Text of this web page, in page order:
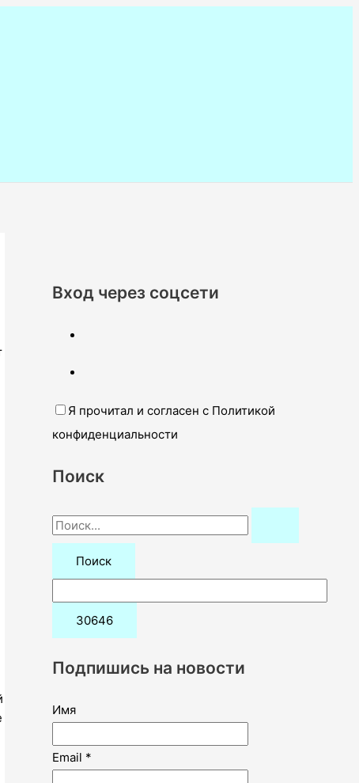
Вход через соцсети
Я прочитал и согласен с Политикой
конфиденциальности
Поиск
П
о
:
Подпишись на новости
Имя
Email *